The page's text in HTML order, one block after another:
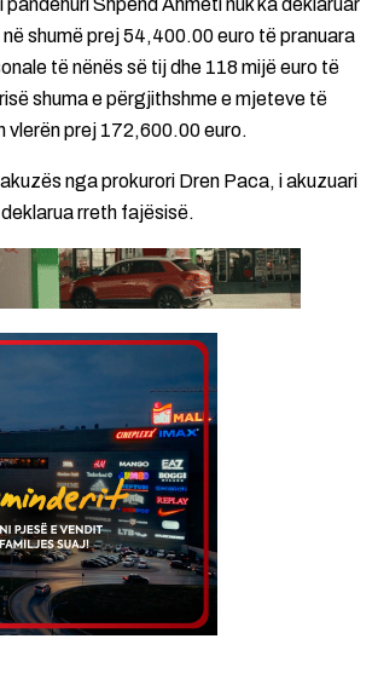
Shpend Ahmeti nuk ka deklaruar
shumë prej 54,400.00 euro të pranuara
të nënës së tij dhe 118 mijë euro të
shuma e përgjithshme e mjeteve të
vlerën prej 172,600.00 euro.
nga prokurori Dren Paca, i akuzuari
rreth fajësisë.